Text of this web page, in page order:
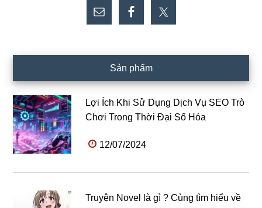
Sản phẩm
Lợi Ích Khi Sử Dụng Dịch Vụ SEO Trò
Chơi Trong Thời Đại Số Hóa
12/07/2024
Truyện Novel là gì ? Cùng tìm hiểu về